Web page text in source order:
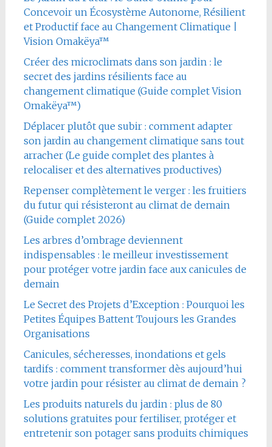
Concevoir un Écosystème Autonome, Résilient
et Productif face au Changement Climatique |
Vision Omakëya™
Créer des microclimats dans son jardin : le
secret des jardins résilients face au
changement climatique (Guide complet Vision
Omakëya™)
Déplacer plutôt que subir : comment adapter
son jardin au changement climatique sans tout
arracher (Le guide complet des plantes à
relocaliser et des alternatives productives)
Repenser complètement le verger : les fruitiers
du futur qui résisteront au climat de demain
(Guide complet 2026)
Les arbres d’ombrage deviennent
indispensables : le meilleur investissement
pour protéger votre jardin face aux canicules de
demain
Le Secret des Projets d’Exception : Pourquoi les
Petites Équipes Battent Toujours les Grandes
Organisations
Canicules, sécheresses, inondations et gels
tardifs : comment transformer dès aujourd’hui
votre jardin pour résister au climat de demain ?
Les produits naturels du jardin : plus de 80
solutions gratuites pour fertiliser, protéger et
entretenir son potager sans produits chimiques